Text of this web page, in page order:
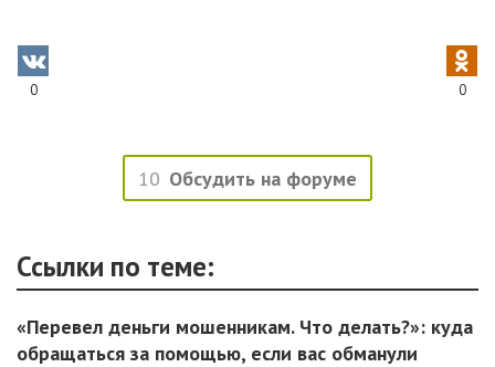
0 0
10 Обсудить на форуме
Ссылки по теме:
«Перевел деньги мошенникам. Что делать?»: куда
обращаться за помощью, если вас обманули